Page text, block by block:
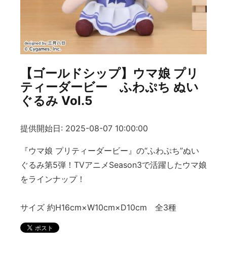
【ゴールドシップ】ウマ娘 プリ
ティーダービー ふわぷち ぬい
ぐるみ Vol.5
提供開始日: 2025-08-07 10:00:00
『ウマ娘 プリティーダービー』の“ふわぷち”ぬい
ぐるみ第5弾！TVアニメSeason3で活躍したウマ娘
をラインナップ！
サイズ 約H16cm×W10cm×D10cm 全3種